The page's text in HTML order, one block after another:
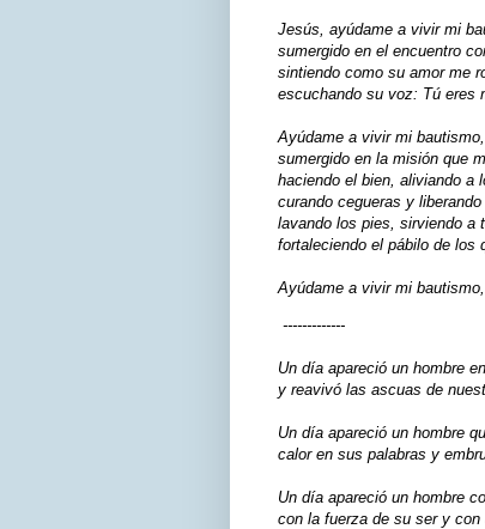
Jesús, ayúdame a vivir mi
sumergido en el encuentro
sintiendo como su amor me
escuchando su voz: Tú eres
Ayúdame a vivir mi
sumergido en la misión que
haciendo el bien, aliviando a
curando cegueras y liberando
lavando los pies, sirviendo a
fortaleciendo el pábilo de los
Ayúdame a vivir mi
-------------
Un día apareció un hombre
y reavivó las ascuas de
Un día apareció un hombre
calor en sus palabras y
Un día apareció un hombre
con la fuerza de su ser y con